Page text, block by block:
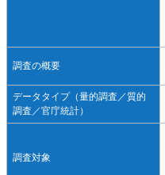
調査の概要
データタイプ（量的調査／質的
調査／官庁統計）
調査対象